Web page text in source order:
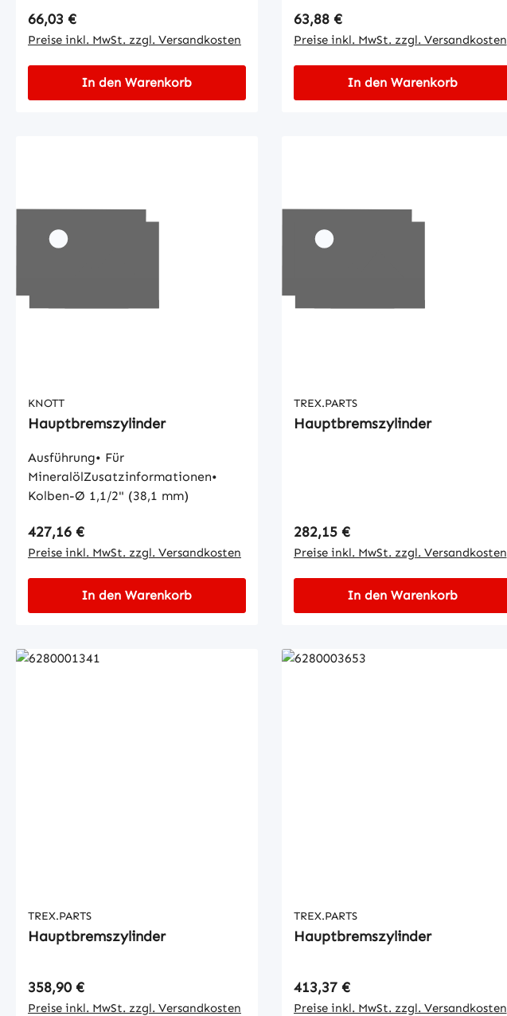
Regulärer Preis:
66,03 €
Preise inkl. MwSt. zzgl. Versandkosten
In den Warenkorb
Regulärer Preis:
63,88 €
Preise inkl. MwSt. zzgl. Versandkosten
In den Warenkorb
KNOTT
Hauptbremszylinder
Ausführung• Für
MineralölZusatzinformationen•
Kolben-Ø 1,1/2" (38,1 mm)
Regulärer Preis:
427,16 €
Preise inkl. MwSt. zzgl. Versandkosten
In den Warenkorb
TREX.PARTS
Hauptbremszylinder
Regulärer Preis:
282,15 €
Preise inkl. MwSt. zzgl. Versandkosten
In den Warenkorb
TREX.PARTS
Hauptbremszylinder
Regulärer Preis:
358,90 €
Preise inkl. MwSt. zzgl. Versandkosten
TREX.PARTS
Hauptbremszylinder
Regulärer Preis:
413,37 €
Preise inkl. MwSt. zzgl. Versandkosten